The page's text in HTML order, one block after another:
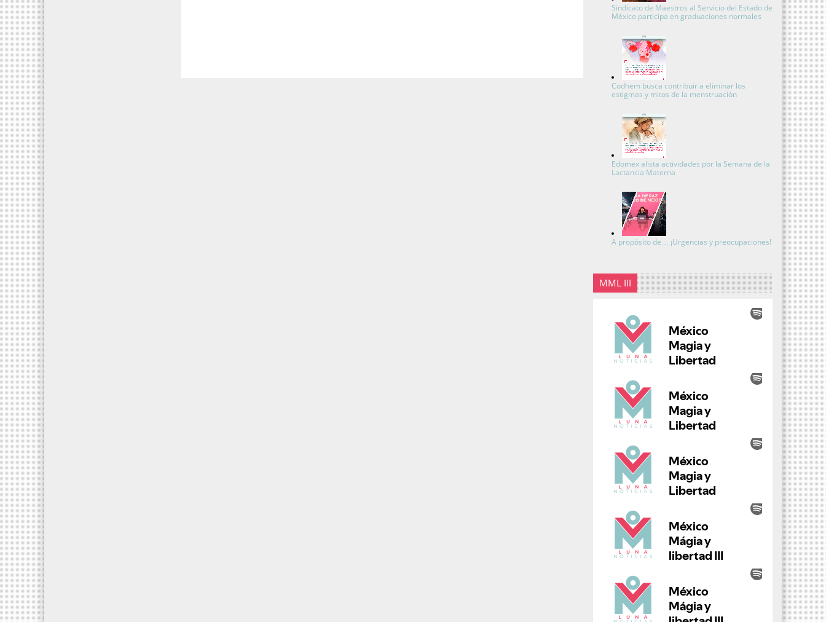
Sindicato de Maestros al Servicio del Estado de
México participa en graduaciones normales
Codhem busca contribuir a eliminar los
estigmas y mitos de la menstruación
Edomex alista actividades por la Semana de la
Lactancia Materna
A propósito de… ¡Urgencias y preocupaciones!
MML III